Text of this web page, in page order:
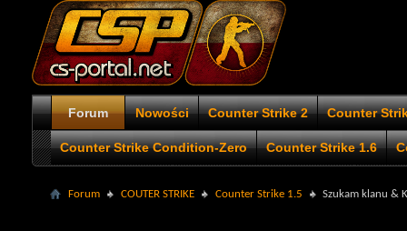
Forum Nowości Counter Strike 2 Counter
Counter Strike Condition-Zero Counter Strike 1.6
Forum COUTER STRIKE Counter Strike 1.5 Szukam klanu &